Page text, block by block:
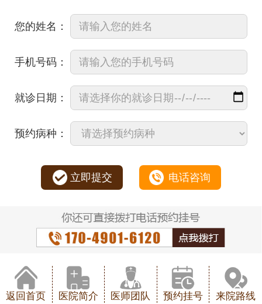
您的姓名：
手机号码：
就诊日期：
预约病种：
立即提交 电话咨询
返回首页 医院简介 医师团队 预约挂号 来院路线